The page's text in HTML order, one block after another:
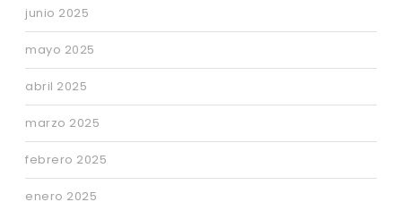
junio 2025
mayo 2025
abril 2025
marzo 2025
febrero 2025
enero 2025